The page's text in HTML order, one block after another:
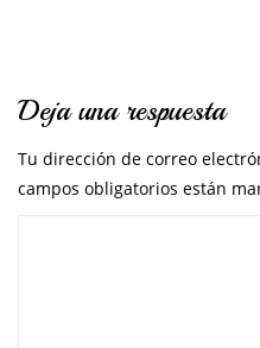
Deja una respuesta
Tu dirección de correo
campos obligatorios están